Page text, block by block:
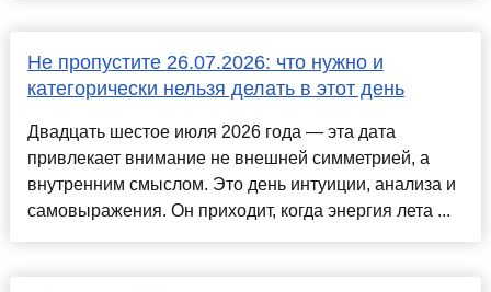
Не пропустите 26.07.2026: что нужно и
категорически нельзя делать в этот день
Двадцать шестое июля 2026 года — эта дата
привлекает внимание не внешней симметрией, а
внутренним смыслом. Это день интуиции, анализа и
самовыражения. Он приходит, когда энергия лета ...